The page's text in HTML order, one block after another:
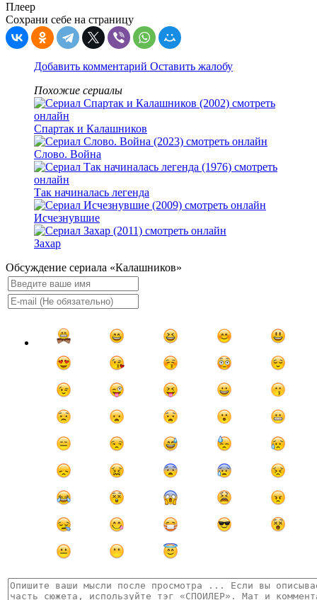
Плеер
Сохрани себе на страницу
Добавить комментарий Оставить жалобу
Похожие сериалы
Спартак и Калашников
Слово. Война
Так начиналась легенда
Исчезнувшие
Захар
Обсуждение сериала «Калашников»